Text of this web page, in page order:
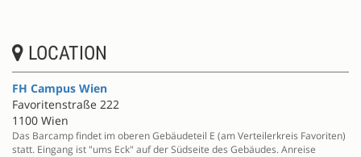
LOCATION
FH Campus Wien
Favoritenstraße 222
1100 Wien
Das Barcamp findet im oberen Gebäudeteil E (am Verteilerkreis Favoriten)
statt. Eingang ist "ums Eck" auf der Südseite des Gebäudes. Anreise